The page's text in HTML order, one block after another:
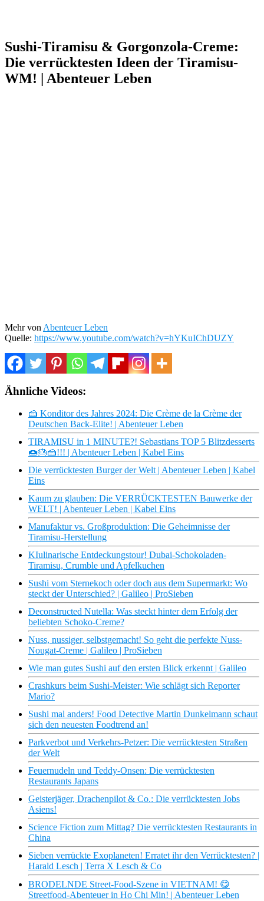
Sushi-Tiramisu & Gorgonzola-Creme:
Die verrücktesten Ideen der Tiramisu-
WM! | Abenteuer Leben
Mehr von Abenteuer Leben
Quelle: https://www.youtube.com/watch?v=hYKuIChDUZY
Ähnliche Videos:
🍰 Konditor des Jahres 2024: Die Crème de la Crème der
Deutschen Back-Elite! | Abenteuer Leben
TIRAMISU in 1 MINUTE?! Sebastians TOP 5 Blitzdesserts
🍩🎂🍰!!! | Abenteuer Leben | Kabel Eins
Die verrücktesten Burger der Welt | Abenteuer Leben | Kabel
Eins
Kaum zu glauben: Die VERRÜCKTESTEN Bauwerke der
WELT! | Abenteuer Leben | Kabel Eins
Manufaktur vs. Großproduktion: Die Geheimnisse der
Tiramisu-Herstellung
KIulinarische Entdeckungstour! Dubai-Schokoladen-
Tiramisu, Crumble und Apfelkuchen
Sushi vom Sternekoch oder doch aus dem Supermarkt: Wo
steckt der Unterschied? | Galileo | ProSieben
Deconstructed Nutella: Was steckt hinter dem Erfolg der
beliebten Schoko-Creme?
Nuss, nussiger, selbstgemacht! So geht die perfekte Nuss-
Nougat-Creme | Galileo | ProSieben
Wie man gutes Sushi auf den ersten Blick erkennt | Galileo
Crashkurs beim Sushi-Meister: Wie schlägt sich Reporter
Mario?
Sushi mal anders! Food Detective Martin Dunkelmann schaut
sich den neuesten Foodtrend an!
Parkverbot und Verkehrs-Petzer: Die verrücktesten Straßen
der Welt
Feuernudeln und Teddy-Onsen: Die verrücktesten
Restaurants Japans
Geisterjäger, Drachenpilot & Co.: Die verrücktesten Jobs
Asiens!
Science Fiction zum Mittag? Die verrücktesten Restaurants in
China
Sieben verrückte Exoplaneten! Erratet ihr den Verrücktesten? |
Harald Lesch | Terra X Lesch & Co
BRODELNDE Street-Food-Szene in VIETNAM! 😋
Streetfood-Abenteuer in Ho Chi Min! | Abenteuer Leben